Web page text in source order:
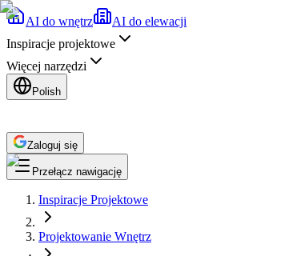
AI do wnętrz
AI do elewacji
Inspiracje projektowe
Więcej narzędzi
Polish
Zaloguj się
Przełącz nawigację
Inspiracje Projektowe
Projektowanie Wnętrz